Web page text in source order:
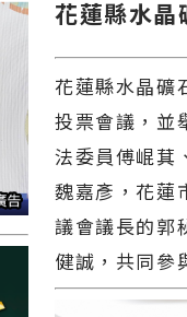
秀林鄉
花蓮縣水晶
花蓮縣水晶礦
投票會議，並
法委員傅崐萁
魏嘉彥，花蓮
議會議長的郭
健誠，共同參